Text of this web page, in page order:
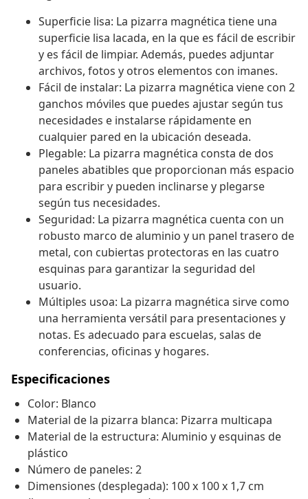
Superficie lisa: La pizarra magnética tiene una
superficie lisa lacada, en la que es fácil de escribir
y es fácil de limpiar. Además, puedes adjuntar
archivos, fotos y otros elementos con imanes.
Fácil de instalar: La pizarra magnética viene con 2
ganchos móviles que puedes ajustar según tus
necesidades e instalarse rápidamente en
cualquier pared en la ubicación deseada.
Plegable: La pizarra magnética consta de dos
paneles abatibles que proporcionan más espacio
para escribir y pueden inclinarse y plegarse
según tus necesidades.
Seguridad: La pizarra magnética cuenta con un
robusto marco de aluminio y un panel trasero de
metal, con cubiertas protectoras en las cuatro
esquinas para garantizar la seguridad del
usuario.
Múltiples usoa: La pizarra magnética sirve como
una herramienta versátil para presentaciones y
notas. Es adecuado para escuelas, salas de
conferencias, oficinas y hogares.
Especificaciones
Color: Blanco
Material de la pizarra blanca: Pizarra multicapa
Material de la estructura: Aluminio y esquinas de
plástico
Número de paneles: 2
Dimensiones (desplegada): 100 x 100 x 1,7 cm